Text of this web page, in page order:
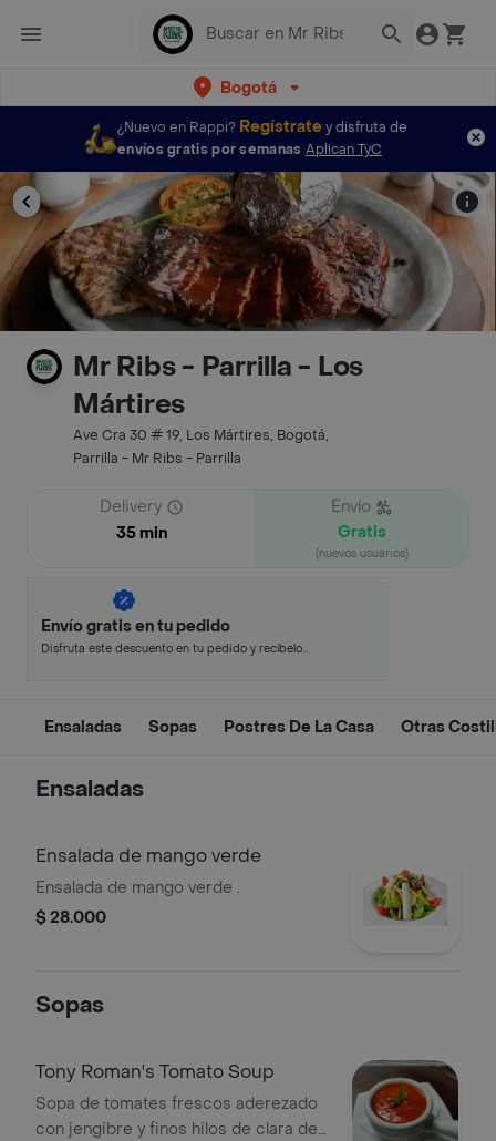
Bogotá
¿Nuevo en Rappi? Regístratey disfruta de
envíos gratis por semanas Aplican TyC
Mr Ribs - Parrilla - Los
Mártires
Ave Cra 30 # 19, Los Mártires, Bogotá,
Parrilla - Mr Ribs - Parrilla
Delivery
35 min
Envío
Gratis
(nuevos usuarios)
Envío gratis en tu pedido
Disfruta este descuento en tu pedido y recíbelo
Ensaladas Sopas Postres De La Casa Otras
Ensaladas
Ensalada de mango verde
Ensalada de mango verde .
$ 28.000
Sopas
Tony Roman's Tomato Soup
Sopa de tomates frescos aderezado
con jengibre y finos hilos de clara de